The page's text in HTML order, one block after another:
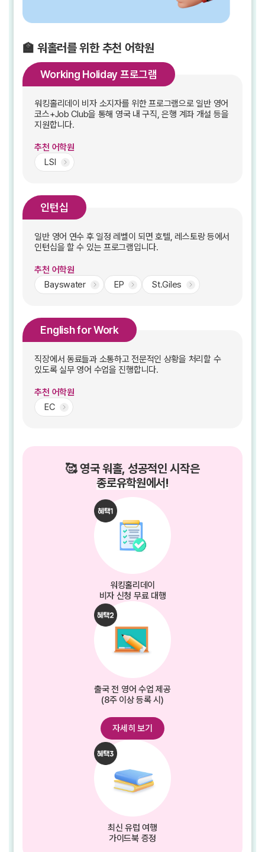
🏫 워홀러를 위한 추천 어학원
Working Holiday 프로그램
워킹홀리데이 비자 소지자를 위한 프로그램으로 일반 영어
코스+Job Club을 통해 영국 내 구직, 은행 계좌 개설 등을
지원합니다.
추천 어학원
LSI
인턴십
일반 영어 연수 후 일정 레벨이 되면 호텔, 레스토랑 등에서
인턴십을 할 수 있는 프로그램입니다.
추천 어학원
Bayswater
EP St.Giles
English for Work
직장에서 동료들과 소통하고 전문적인 상황을 처리할 수
있도록 실무 영어 수업을 진행합니다.
추천 어학원
EC
🥰 영국 워홀, 성공적인 시작은
종로유학원에서!
워킹홀리데이
비자 신청 무료 대행
출국 전 영어 수업 제공
(8주 이상 등록 시)
자세히 보기
최신 유럽 여행
가이드북 증정